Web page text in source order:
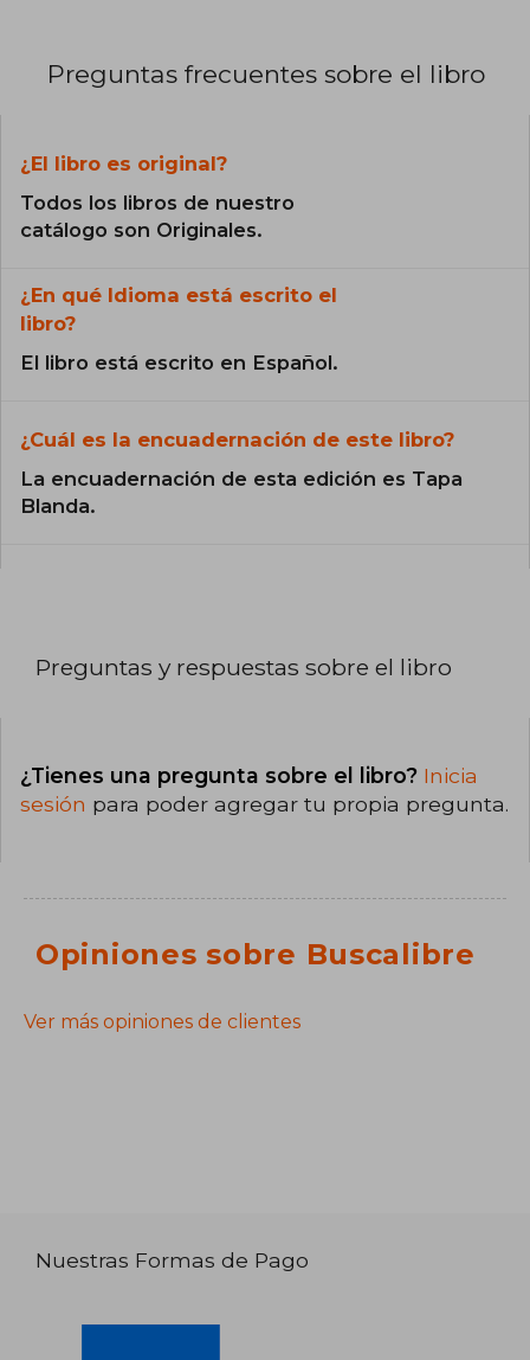
Preguntas frecuentes sobre el libro
¿El libro es original?
Todos los libros de nuestro
catálogo son Originales.
¿En qué Idioma está escrito el
libro?
El libro está escrito en Español.
¿Cuál es la encuadernación de este libro?
La encuadernación de esta edición es Tapa
Blanda.
Preguntas y respuestas sobre el libro
¿Tienes una pregunta sobre el libro? Inicia
sesión para poder agregar tu propia pregunta.
Opiniones sobre Buscalibre
Ver más opiniones de clientes
Nuestras Formas de Pago